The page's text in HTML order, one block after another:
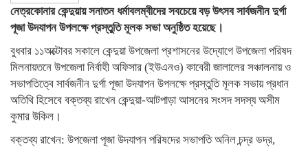
নেত্রকোনার কেন্দুয়ায় সনাতন ধর্মাবলম্বীদের সবচেয়ে বড় উৎসব সার্বজনীন দুর্গা
পূজা উদযাপন উপলক্ষে প্রস্তুতি মূলক সভা অনুষ্ঠিত হয়েছে।
বুধবার ১১অক্টোবর সকালে কেন্দুয়া উপজেলা প্রশাসনের উদ্যোগে উপজেলা পরিষদ
মিলনায়তনে উপজেলা নির্বাহী অফিসার (ইউএনও) কাবেরী জালালের সঞ্চালনায় ও
সভাপতিত্বে সার্বজনীন দুর্গা পূজা উদযাপন উপলক্ষে প্রস্তুতি মূলক সভায় প্রধান
অতিথি হিসেবে বক্তব্য রাখেন কেন্দুয়া-আটপাড়া আসনের সংসদ সদস্য অসীম
কুমার উকিল।
বক্তব্য রাখেন: উপজেলা পূজা উদযাপন পরিষদের সভাপতি অনিল চন্দ্র ভদ্র,